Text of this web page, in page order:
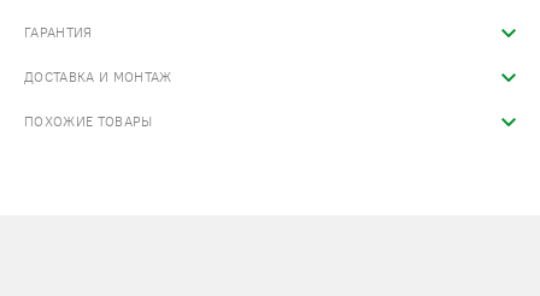
ГАРАНТИЯ
ДОСТАВКА И МОНТАЖ
ПОХОЖИЕ ТОВАРЫ